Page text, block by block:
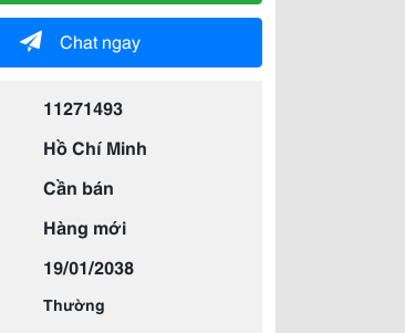
Chat ngay
11271493
Hồ Chí Minh
Cần bán
Hàng mới
19/01/2038
Thường